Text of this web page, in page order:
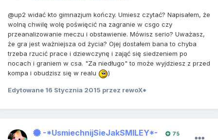
@up2 widać kto gimnazjum kończy. Umiesz czytać? Napisałem, że
wolną chwilę wolę poświęcić na zagranie w csgo czy
przeanalizowanie meczu i obstawienie. Mówisz serio? Uważasz,
że gra jest ważniejsza od życia? Ojej dostałem bana to chyba
trzeba rzucić prace i dziewczynę i zająć się siedzeniem po
nocach i graniem w csa. "Za niedługo" to może wyjdziesz z przed
kompa i obudzisz się w realu
)
Edytowane 16 Stycznia 2015 przez rewoX*
-*UsmiechnijSieJakSMILEY*- 75